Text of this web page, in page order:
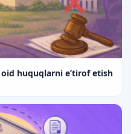
huquqlarni e’tirof etish